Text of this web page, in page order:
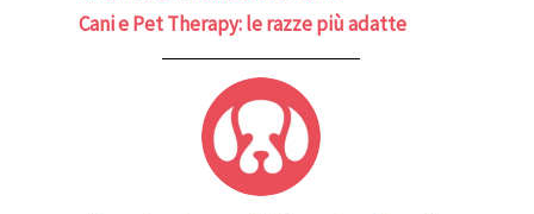
Cani e Pet Therapy: le razze più adatte